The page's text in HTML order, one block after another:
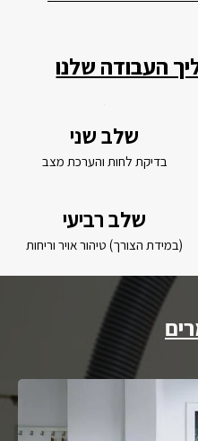
העבודה שלנו
שלב שני
בדיקת לחות והערכת מצב
שלב רביעי
(במידת הצורך) טיהור אויר וריחות